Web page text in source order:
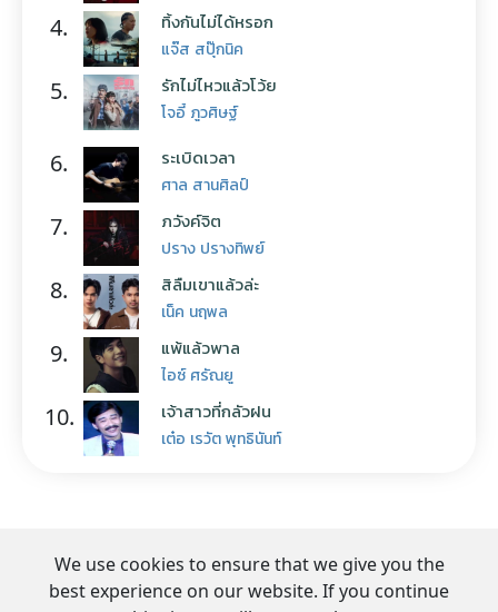
4. ทิ้งกันไม่ได้หรอก
แจ๊ส สปุ๊กนิค
5. รักไม่ไหวแล้วโว้ย
โจอี้ ภูวศิษฐ์
6. ระเบิดเวลา
ศาล สานศิลป์
7. ภวังค์จิต
ปราง ปรางทิพย์
8. สิลืมเขาแล้วล่ะ
เน็ค นฤพล
9. แพ้แล้วพาล
ไอซ์ ศรัณยู
10. เจ้าสาวที่กลัวฝน
เต๋อ เรวัต พุทธินันท์
We use cookies to ensure that we give you the
best experience on our website. If you continue